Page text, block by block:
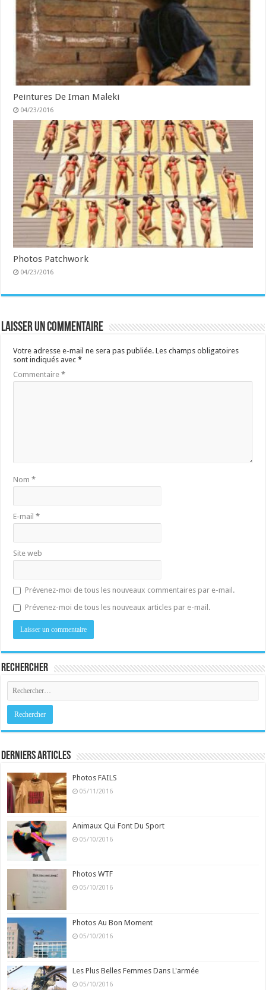
Peintures De Iman Maleki
04/23/2016
Photos Patchwork
04/23/2016
Laisser un commentaire
Votre adresse e-mail ne sera pas publiée. Les champs obligatoires
sont indiqués avec*
Commentaire*
Nom*
E-mail*
Site web
Prévenez-moi de tous les nouveaux commentaires par e-mail.
Prévenez-moi de tous les nouveaux articles par e-mail.
Rechercher
Derniers Articles
Photos FAILS
05/11/2016
Animaux Qui Font Du Sport
05/10/2016
Photos WTF
05/10/2016
Photos Au Bon Moment
05/10/2016
Les Plus Belles Femmes Dans L'armée
05/10/2016